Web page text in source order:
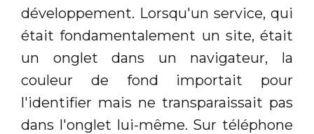
développement. Lorsqu'un service, qui
était fondamentalement un site, était
un onglet dans un navigateur, la
couleur de fond importait pour
l'identifier mais ne transparaissait pas
dans l'onglet lui-même. Sur téléphone